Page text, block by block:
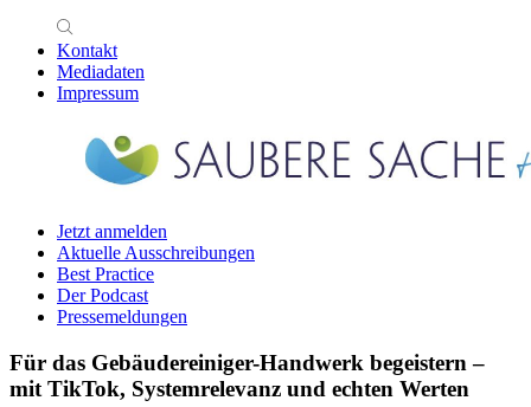
Kontakt
Mediadaten
Impressum
Jetzt anmelden
Aktuelle Ausschreibungen
Best Practice
Der Podcast
Pressemeldungen
Für das Gebäudereiniger-Handwerk begeistern –
mit TikTok, Systemrelevanz und echten Werten